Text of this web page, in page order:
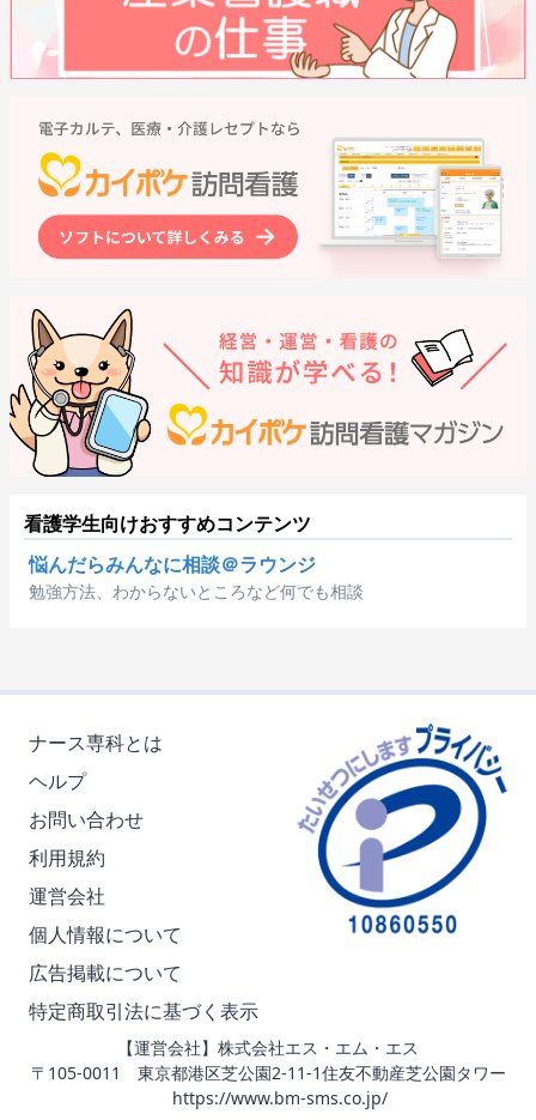
看護学生向けおすすめコンテンツ
悩んだらみんなに相談＠ラウンジ
勉強方法、わからないところなど何でも相談
ナース専科とは
ヘルプ
お問い合わせ
利用規約
運営会社
個人情報について
広告掲載について
特定商取引法に基づく表示
【運営会社】株式会社エス・エム・エス
〒105-0011 東京都港区芝公園2-11-1住友不動産芝公園タワー
https://www.bm-sms.co.jp/